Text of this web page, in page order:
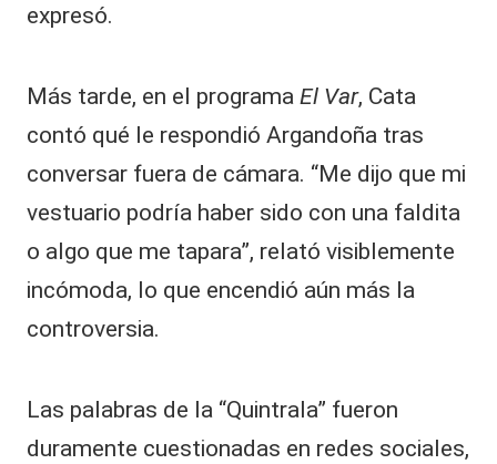
expresó.
Más tarde, en el programa El Var, Cata
contó qué le respondió Argandoña tras
conversar fuera de cámara. “Me dijo que mi
vestuario podría haber sido con una faldita
o algo que me tapara”, relató visiblemente
incómoda, lo que encendió aún más la
controversia.
Las palabras de la “Quintrala” fueron
duramente cuestionadas en redes sociales,